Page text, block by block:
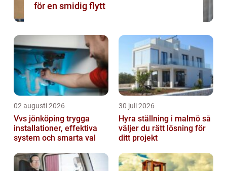
för en smidig flytt
02 augusti 2026
Vvs jönköping trygga
installationer, effektiva
system och smarta val
30 juli 2026
Hyra ställning i malmö så
väljer du rätt lösning för
ditt projekt